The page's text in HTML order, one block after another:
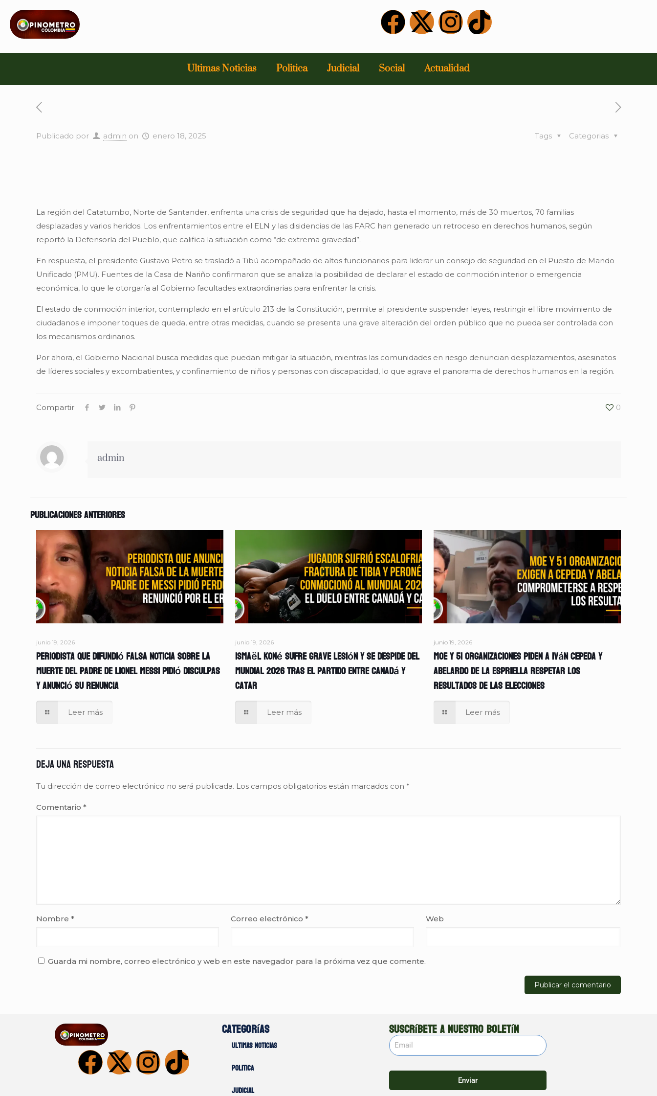
Ultimas Noticias Politica Judicial Social Actualidad
Publicado por admin on enero 18, 2025 Categorias
Tags
La región del Catatumbo, Norte de Santander, enfrenta una crisis de seguridad que ha dejado, hasta el momento, más de 30 muertos, 70 familias
desplazadas y varios heridos. Los enfrentamientos entre el ELN y las disidencias de las FARC han generado un retroceso en derechos humanos, según
reportó la Defensoría del Pueblo, que califica la situación como “de extrema gravedad”.
En respuesta, el presidente Gustavo Petro se trasladó a Tibú acompañado de altos funcionarios para liderar un consejo de seguridad en el Puesto de Mando
Unificado (PMU). Fuentes de la Casa de Nariño confirmaron que se analiza la posibilidad de declarar el estado de conmoción interior o emergencia
económica, lo que le otorgaría al Gobierno facultades extraordinarias para enfrentar la crisis.
El estado de conmoción interior, contemplado en el artículo 213 de la Constitución, permite al presidente suspender leyes, restringir el libre movimiento de
ciudadanos e imponer toques de queda, entre otras medidas, cuando se presenta una grave alteración del orden público que no pueda ser controlada con
los mecanismos ordinarios.
Por ahora, el Gobierno Nacional busca medidas que puedan mitigar la situación, mientras las comunidades en riesgo denuncian desplazamientos, asesinatos
de líderes sociales y excombatientes, y confinamiento de niños y personas con discapacidad, lo que agrava el panorama de derechos humanos en la región.
Compartir 0
admin
Publicaciones anteriores
junio 19, 2026
Periodista que difundió falsa noticia sobre la
muerte del padre de Lionel Messi pidió disculpas
y anunció su renuncia
Leer más
junio 19, 2026
Ismaël Koné sufre grave lesión y se despide del
Mundial 2026 tras el partido entre Canadá y
Catar
Leer más
junio 19, 2026
MOE y 51 organizaciones piden a Iván Cepeda y
Abelardo de la Espriella respetar los
resultados de las elecciones
Leer más
Deja una respuesta
Tu dirección de correo electrónico no será publicada. Los campos obligatorios están marcados con *
Comentario *
Nombre * Correo electrónico* Web
Guarda mi nombre, correo electrónico y web en este navegador para la próxima vez que comente.
Categorías
Ultimas noticias
Politica
Judicial
Suscríbete a nuestro boletín
Enviar